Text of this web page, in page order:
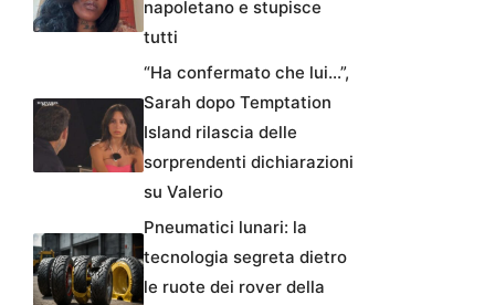
napoletano e stupisce
tutti
“Ha confermato che lui…”,
Sarah dopo Temptation
Island rilascia delle
sorprendenti dichiarazioni
su Valerio
Pneumatici lunari: la
tecnologia segreta dietro
le ruote dei rover della